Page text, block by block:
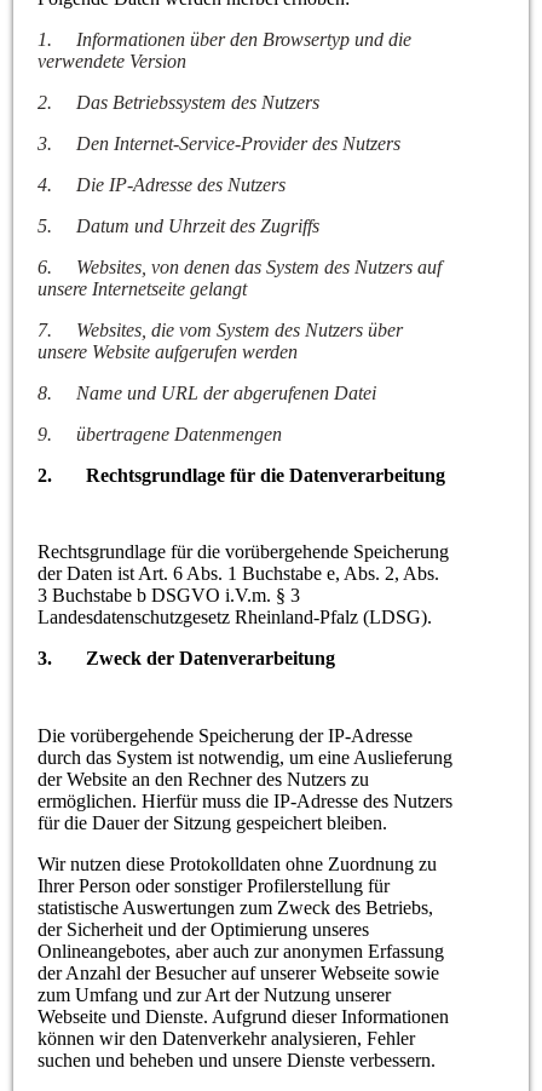
1. Informationen über den Browsertyp und die
verwendete Version
2. Das Betriebssystem des Nutzers
3. Den Internet-Service-Provider des Nutzers
4. Die IP-Adresse des Nutzers
5. Datum und Uhrzeit des Zugriffs
6. Websites, von denen das System des Nutzers auf
unsere Internetseite gelangt
7. Websites, die vom System des Nutzers über
unsere Website aufgerufen werden
8. Name und URL der abgerufenen Datei
9.übertragene Datenmengen
2. Rechtsgrundlage für die Datenverarbeitung
Rechtsgrundlage für die vorübergehende Speicherung
der Daten ist Art. 6 Abs. 1 Buchstabe e, Abs. 2, Abs.
3 Buchstabe b DSGVO i.V.m. § 3
Landesdatenschutzgesetz Rheinland-Pfalz (LDSG).
3. Zweck der Datenverarbeitung
Die vorübergehende Speicherung der IP-Adresse
durch das System ist notwendig, um eine Auslieferung
der Website an den Rechner des Nutzers zu
ermöglichen. Hierfür muss die IP-Adresse des Nutzers
für die Dauer der Sitzung gespeichert bleiben.
Wir nutzen diese Protokolldaten ohne Zuordnung zu
Ihrer Person oder sonstiger Profilerstellung für
statistische Auswertungen zum Zweck des Betriebs,
der Sicherheit und der Optimierung unseres
Onlineangebotes, aber auch zur anonymen Erfassung
der Anzahl der Besucher auf unserer Webseite sowie
zum Umfang und zur Art der Nutzung unserer
Webseite und Dienste. Aufgrund dieser Informationen
können wir den Datenverkehr analysieren, Fehler
suchen und beheben und unsere Dienste verbessern.